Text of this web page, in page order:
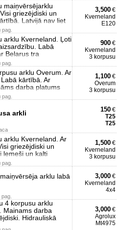
maiņvērsējarklu
griezējdiski un
Latvijā nav liet
3,500 €
Kverneland
E120
arklu Kverneland. Ļoti
Labā
Belarus tra
900 €
Kverneland
3 korpusu
arklu Overum. Ar
kārtībā. Ar
darba platums
1,100 €
Overum
3 korpusu
arkli 150 €
T25
T25
arklu Kverneland. Ar
griezējdiski un
lemeši un kalti
1,500 €
Kverneland
3 korpusu
arklu labā
3,000 €
Kverneland
4x4
4 korpusu arklu
Mainams darba
Hidrauliskā
3,000 €
Agrolux
Mt4975